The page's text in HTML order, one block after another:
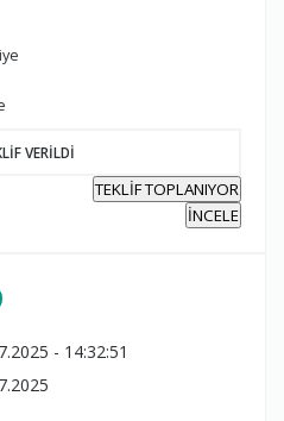
VERİLDİ
TEKLİF TOPLANIYOR
İNCELE
- 14:32:51